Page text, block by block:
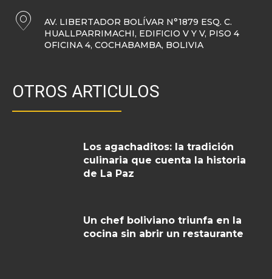
AV. LIBERTADOR BOLÍVAR N°1879 ESQ. C.
HUALLPARRIMACHI, EDIFICIO V Y V, PISO 4
OFICINA 4, COCHABAMBA, BOLIVIA
OTROS ARTICULOS
Los agachaditos: la tradición
culinaria que cuenta la historia
de La Paz
Un chef boliviano triunfa en la
cocina sin abrir un restaurante